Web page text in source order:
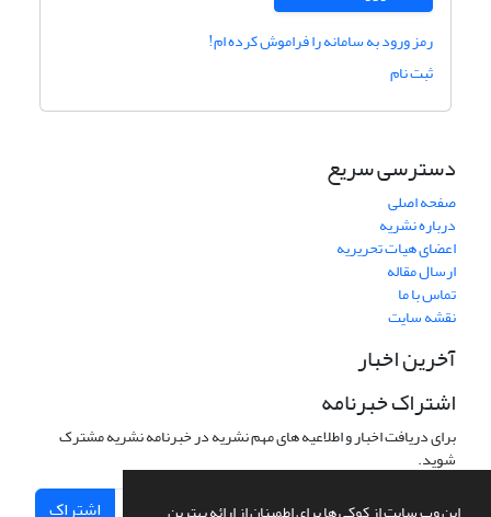
رمز ورود به سامانه را فراموش کرده ام!
ثبت نام
دسترسی سریع
صفحه اصلی
درباره نشریه
اعضای هیات تحریریه
ارسال مقاله
تماس با ما
نقشه سایت
آخرین اخبار
اشتراک خبرنامه
برای دریافت اخبار و اطلاعیه های مهم نشریه در خبرنامه نشریه مشترک
شوید.
اشتراک